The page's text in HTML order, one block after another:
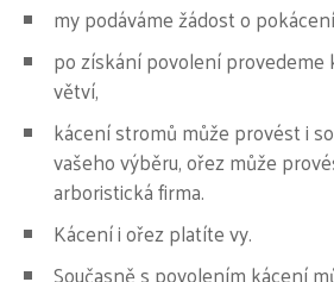
my podáváme žádost o
po získání povolení provedeme
větví,
kácení stromů může provést i
vašeho výběru, ořez může
arboristická firma.
Kácení i ořez platíte vy.
Současně s povolením kácení